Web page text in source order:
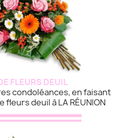
FLEURS DEUIL
condoléances, en faisant
deuil à LA RÉUNION